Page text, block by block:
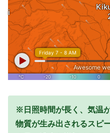
※日照時間が長く、気温
物質が生み出されるスピ